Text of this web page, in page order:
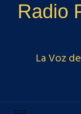
Radio
La Voz